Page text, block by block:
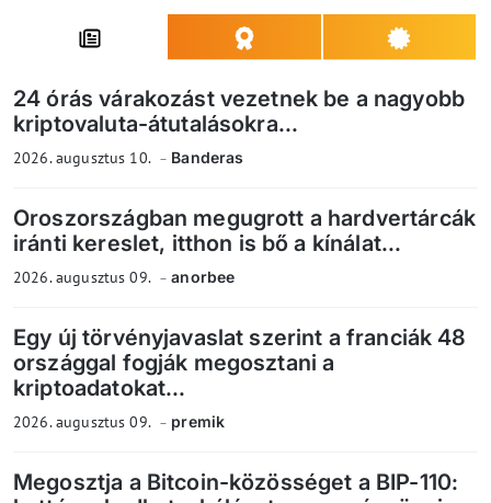
24 órás várakozást vezetnek be a nagyobb
kriptovaluta-átutalásokra...
2026. augusztus 10. Banderas
Oroszországban megugrott a hardvertárcák
iránti kereslet, itthon is bő a kínálat...
2026. augusztus 09. anorbee
Egy új törvényjavaslat szerint a franciák 48
országgal fogják megosztani a
kriptoadatokat...
2026. augusztus 09. premik
Megosztja a Bitcoin-közösséget a BIP-110: